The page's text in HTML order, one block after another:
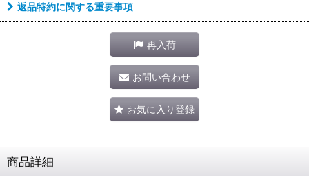
返品特約に関する重要事項
再入荷
お問い合わせ
お気に入り登録
商品詳細